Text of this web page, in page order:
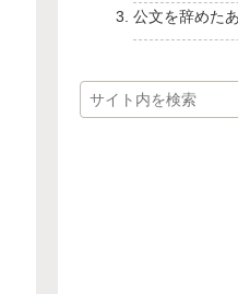
公文を辞めた